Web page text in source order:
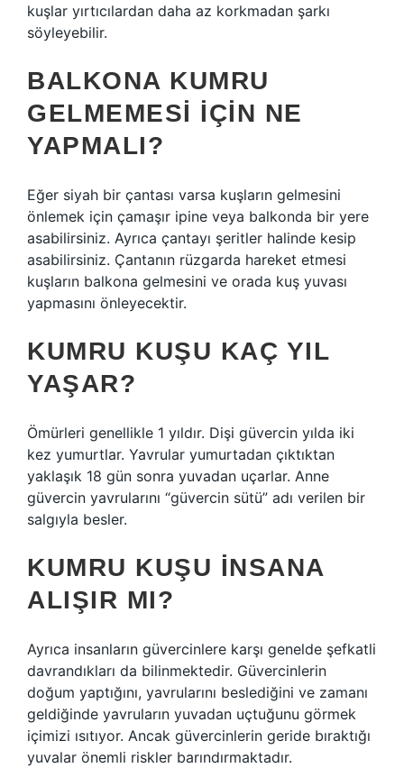
kuşlar yırtıcılardan daha az korkmadan şarkı
söyleyebilir.
BALKONA KUMRU
GELMEMESI IÇIN NE
YAPMALI?
Eğer siyah bir çantası varsa kuşların gelmesini
önlemek için çamaşır ipine veya balkonda bir yere
asabilirsiniz. Ayrıca çantayı şeritler halinde kesip
asabilirsiniz. Çantanın rüzgarda hareket etmesi
kuşların balkona gelmesini ve orada kuş yuvası
yapmasını önleyecektir.
KUMRU KUŞU KAÇ YIL
YAŞAR?
Ömürleri genellikle 1 yıldır. Dişi güvercin yılda iki
kez yumurtlar. Yavrular yumurtadan çıktıktan
yaklaşık 18 gün sonra yuvadan uçarlar. Anne
güvercin yavrularını “güvercin sütü” adı verilen bir
salgıyla besler.
KUMRU KUŞU INSANA
ALIŞIR MI?
Ayrıca insanların güvercinlere karşı genelde şefkatli
davrandıkları da bilinmektedir. Güvercinlerin
doğum yaptığını, yavrularını beslediğini ve zamanı
geldiğinde yavruların yuvadan uçtuğunu görmek
içimizi ısıtıyor. Ancak güvercinlerin geride bıraktığı
yuvalar önemli riskler barındırmaktadır.